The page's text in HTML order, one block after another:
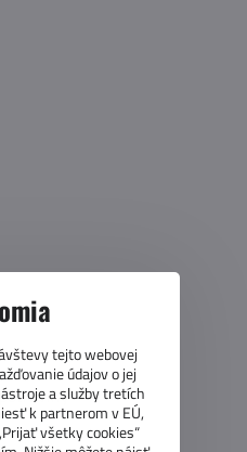
tejto webovej
údajov o jej
a služby tretích
k partnerom v EÚ,
všetky cookies“